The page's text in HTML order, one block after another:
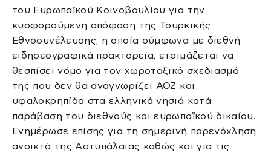
του Ευρωπαϊκού Κοινοβουλίου για την
κυοφορούμενη απόφαση της Τουρκικής
Εθνοσυνέλευσης, η οποία σύμφωνα με διεθνή
ειδησεογραφικά πρακτορεία, ετοιμάζεται να
θεσπίσει νόμο για τον χωροταξικό σχεδιασμό
της που δεν θα αναγνωρίζει ΑΟΖ και
υφαλοκρηπίδα στα ελληνικά νησιά κατά
παράβαση του διεθνούς και ευρωπαϊκού δικαίου.
Ενημέρωσε επίσης για τη σημερινή παρενόχληση
ανοικτά της Αστυπάλαιας καθώς και για τις